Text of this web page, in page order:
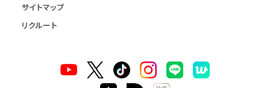
サイトマップ
リクルート